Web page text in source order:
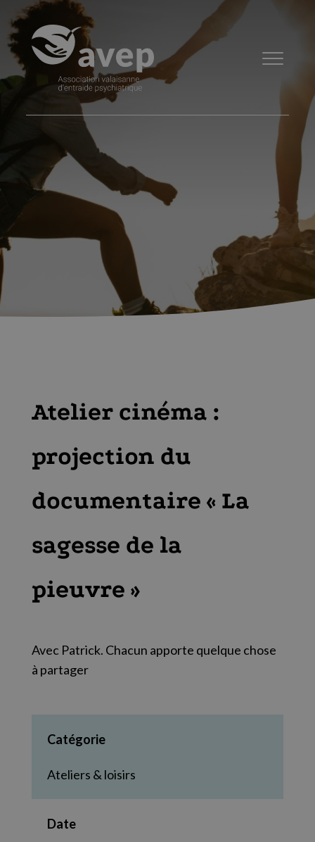
Atelier cinéma :
projection du
documentaire « La
sagesse de la
pieuvre »
Avec Patrick. Chacun apporte quelque chose
à partager
Catégorie
Ateliers & loisirs
Date